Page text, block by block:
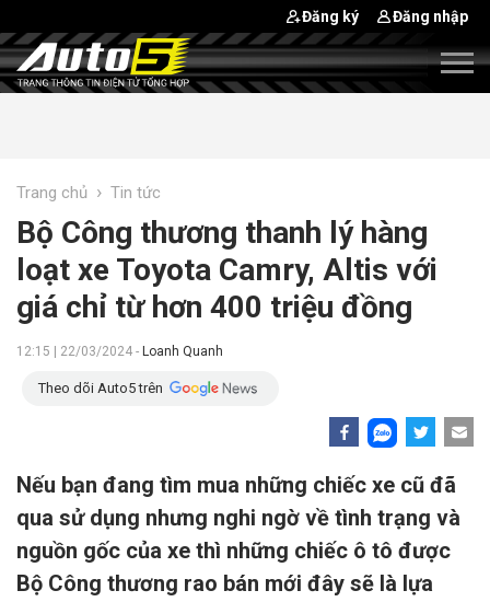
Đăng ký Đăng nhập
Trang chủ › Tin tức
Bộ Công thương thanh lý hàng
loạt xe Toyota Camry, Altis với
giá chỉ từ hơn 400 triệu đồng
12:15 | 22/03/2024 - Loanh Quanh
Theo dõi Auto5 trên
Nếu bạn đang tìm mua những chiếc xe cũ đã
qua sử dụng nhưng nghi ngờ về tình trạng và
nguồn gốc của xe thì những chiếc ô tô được
Bộ Công thương rao bán mới đây sẽ là lựa